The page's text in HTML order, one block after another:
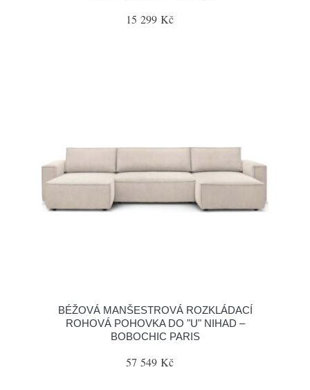
15 299 Kč
BÉŽOVÁ MANŠESTROVÁ ROZKLÁDACÍ
ROHOVÁ POHOVKA DO "U" NIHAD –
BOBOCHIC PARIS
57 549 Kč